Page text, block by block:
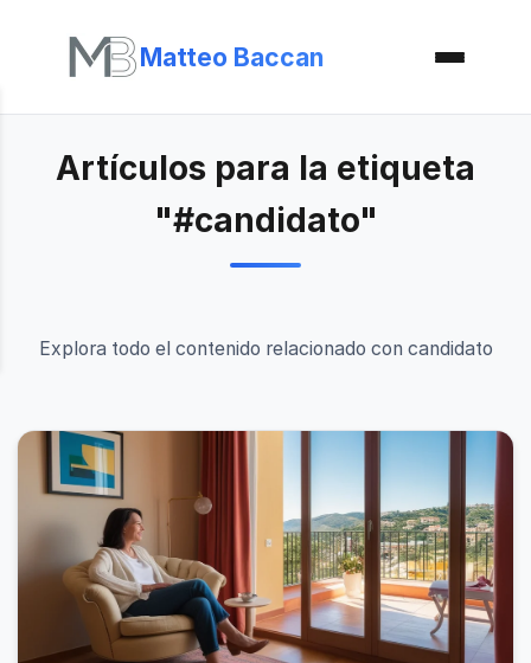
Matteo Baccan
Artículos para la etiqueta
"#candidato"
Explora todo el contenido relacionado con candidato